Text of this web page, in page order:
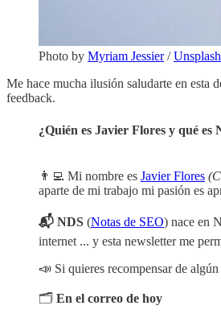
Photo by Myriam Jessier/Unsplash
Me hace mucha ilusión saludarte en esta
feedback.
¿Quién es Javier Flores y qué es
👨‍💻 Mi nombre es Javier Flores
aparte de mi trabajo mi pasión es
📬 NDS (Notas de SEO) nace en
internet ... y esta newsletter me
📣 Si quieres recompensar de
🗂️ En el correo de hoy